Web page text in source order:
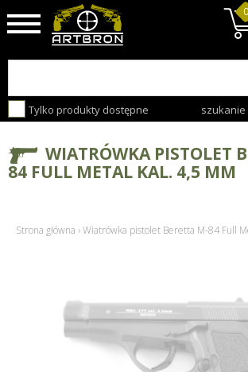
Tylko produkty dostępne
0
WIATRÓWKA PISTOLET
84 FULL METAL KAL. 4,5 MM
Strona główna ›Wiatrówka pistolet Beretta M-84 Full